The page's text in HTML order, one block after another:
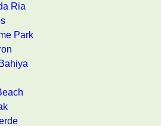
Ria
Park